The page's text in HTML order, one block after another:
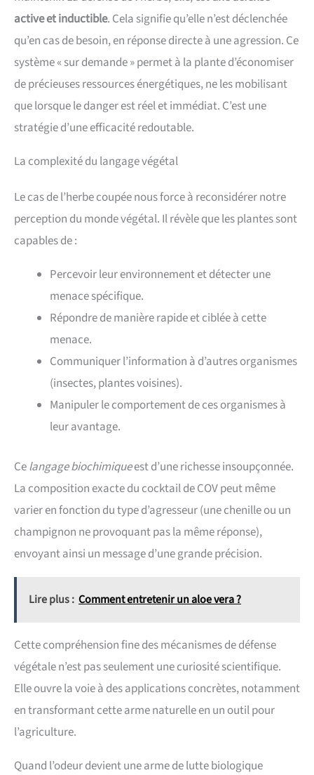
active et inductible. Cela signifie qu’elle n’est déclenchée
qu’en cas de besoin, en réponse directe à une agression. Ce
système « sur demande » permet à la plante d’économiser
de précieuses ressources énergétiques, ne les mobilisant
que lorsque le danger est réel et immédiat. C’est une
stratégie d’une efficacité redoutable.
La complexité du langage végétal
Le cas de l’herbe coupée nous force à reconsidérer notre
perception du monde végétal. Il révèle que les plantes sont
capables de :
Percevoir leur environnement et détecter une
menace spécifique.
Répondre de manière rapide et ciblée à cette
menace.
Communiquer l’information à d’autres organismes
(insectes, plantes voisines).
Manipuler le comportement de ces organismes à
leur avantage.
Celangage biochimiqueest d’une richesse insoupçonnée.
La composition exacte du cocktail de COV peut même
varier en fonction du type d’agresseur (une chenille ou un
champignon ne provoquant pas la même réponse),
envoyant ainsi un message d’une grande précision.
Lire plus : Comment entretenir un aloe vera ?
Cette compréhension fine des mécanismes de défense
végétale n’est pas seulement une curiosité scientifique.
Elle ouvre la voie à des applications concrètes, notamment
en transformant cette arme naturelle en un outil pour
l’agriculture.
Quand l’odeur devient une arme de lutte biologique